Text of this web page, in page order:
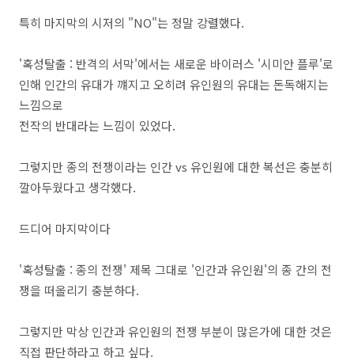
특히 마지막의 시저의 "NO"는 정말 강렬했다.
'혹성탈출 : 반격의 서막'에서는 새로운 바이러스 '시미안 플루'로
인해 인간의 유대가 꺠지고 오히려 유인원의 유대는 돈독해지는
느낌으로
전작의 반대라는 느낌이 있었다.
그렇지만 종의 전쟁이라는 인간 vs 유인원에 대한 복선은 충분히
깔아두웠다고 생각했다.
드디어 마지막이다
'혹성탈출 : 종의 전쟁' 제목 그대로 '인간과 유인원'의 종 간의 전
쟁을 떠올리기 충분하다.
그렇지만 막상 인간과 유인원의 전쟁 부분이 많은가에 대한 것은
직접 판단하라고 하고 싶다.